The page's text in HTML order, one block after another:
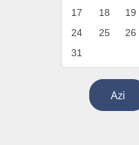
17
18 19
24
25 26
31
Azi